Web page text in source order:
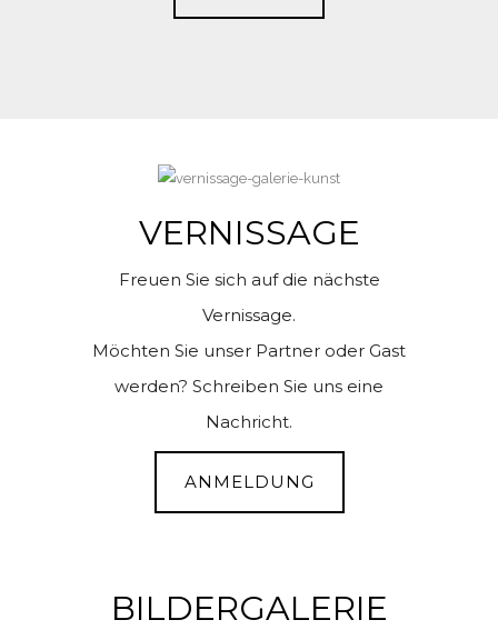
VERNISSAGE
Freuen Sie sich auf die nächste
Vernissage.
Möchten Sie unser Partner oder Gast
werden? Schreiben Sie uns eine
Nachricht.
ANMELDUNG
BILDERGALERIE